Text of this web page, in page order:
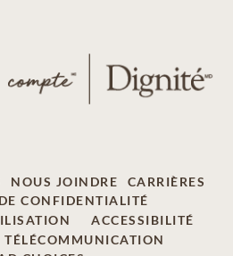
NOUS JOINDRE
CARRIÈRES
CONFIDENTIALITÉ
ACCESSIBILITÉ
TÉLÉCOMMUNICATION